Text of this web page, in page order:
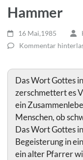
Hammer
16 Mai,1985
Kommentar
Das Wort Gottes
zerschmettert es
ein
Menschen, ob
Das Wort Gottes
Begeisterung in
ein alter Pfarrer